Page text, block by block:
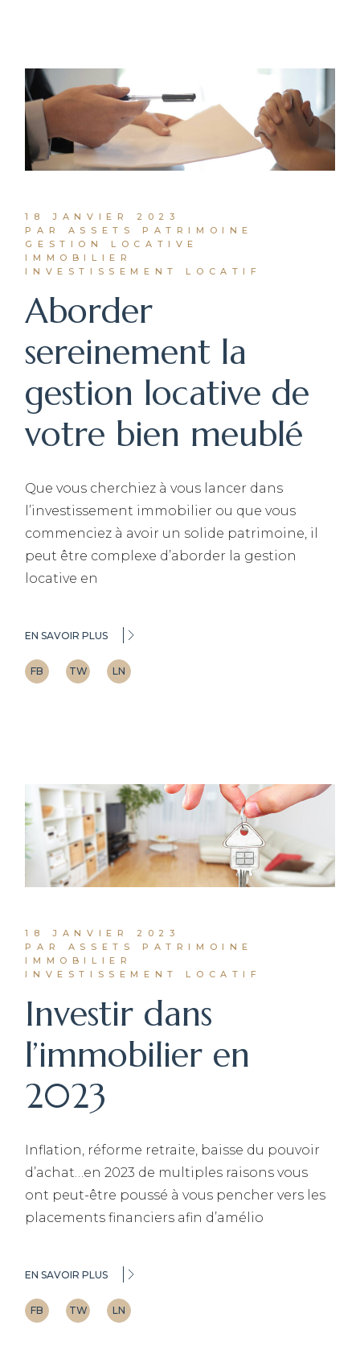
18 JANVIER 2023
PAR ASSETS PATRIMOINE
GESTION LOCATIVE
IMMOBILIER
INVESTISSEMENT LOCATIF
Aborder
sereinement la
gestion locative de
votre bien meublé
Que vous cherchiez à vous lancer dans
l’investissement immobilier ou que vous
commenciez à avoir un solide patrimoine, il
peut être complexe d’aborder la gestion
locative en
EN SAVOIR PLUS
FB TW LN
18 JANVIER 2023
PAR ASSETS PATRIMOINE
IMMOBILIER
INVESTISSEMENT LOCATIF
Investir dans
l’immobilier en
2023
Inflation, réforme retraite, baisse du pouvoir
d’achat…en 2023 de multiples raisons vous
ont peut-être poussé à vous pencher vers les
placements financiers afin d’amélio
EN SAVOIR PLUS
FB TW LN